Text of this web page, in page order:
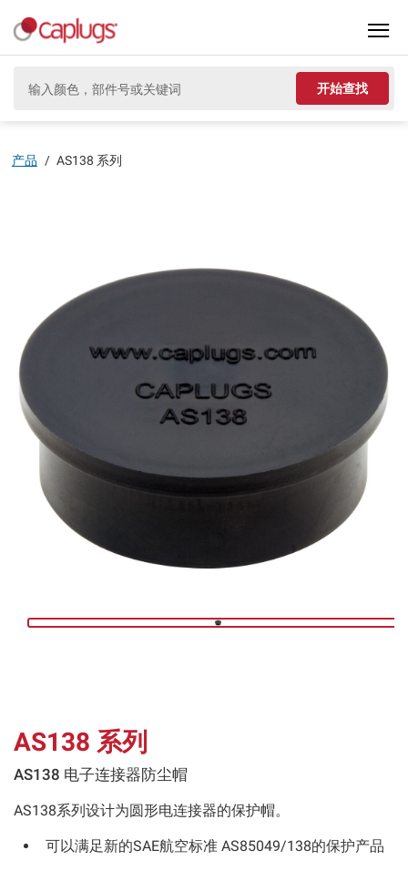
开始查找
产品 / AS138 系列
AS138 系列
AS138 电子连接器防尘帽
AS138系列设计为圆形电连接器的保护帽。
可以满足新的SAE航空标准 AS85049/138的保护产品